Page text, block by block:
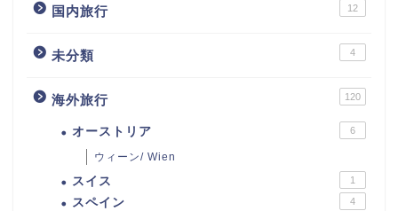
国内旅行 12
未分類 4
海外旅行 120
オーストリア 6
ウィーン/ Wien
スイス 1
スペイン 4